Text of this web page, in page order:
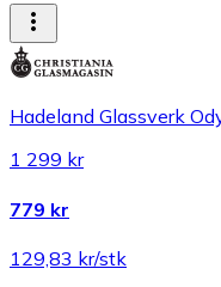
Hadeland Glassverk
1 299 kr
779 kr
129,83 kr/stk